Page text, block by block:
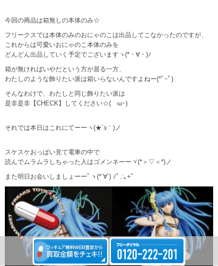
今回の商品は箱無しの本体のみ☆
フリークスでは本体のみのおにゃのこは出品してこなかったのですが、
これからは可愛いおにゃのこ本体のみを
どんどん出品していく予定でございますヽ(*・∀・)ﾉ
箱が無ければいやだという方が居る一方、
わたしのような飾りたい派は箱いらないんですよねー(*ﾟｰﾟ)
そんなわけで、わたしと同じ飾りたい派は
是非是非【CHECK】してください☆(ゝω･)
それでは本日はこれにてーーヽ(★´з｀)ノ
スケスケおっぱい見て電車の中で
読んでムラムラしちゃった人はゴメンネーーヾ(*＞▽＜*)ノ
また明日お会いしましょーーﾟヽ(*´∀`) ﾉﾟ.:｡+ﾟ